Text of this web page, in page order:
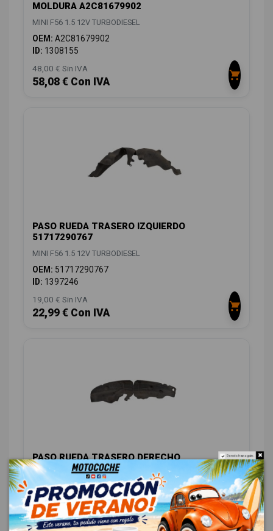
MOLDURA A2C81679902
MINI F56 1.5 12V TURBODIESEL
OEM: A2C81679902
ID: 1308155
48,00 € Sin IVA
58,08 € Con IVA
PASO RUEDA TRASERO IZQUIERDO
51717290767
MINI F56 1.5 12V TURBODIESEL
OEM: 51717290767
ID: 1397246
19,00 € Sin IVA
22,99 € Con IVA
PASO RUEDA TRASERO DERECHO
51717290766
MINI F56 1.5 12V TURBODIESEL
OEM:51717290766
ID:1397250
Do not show again.